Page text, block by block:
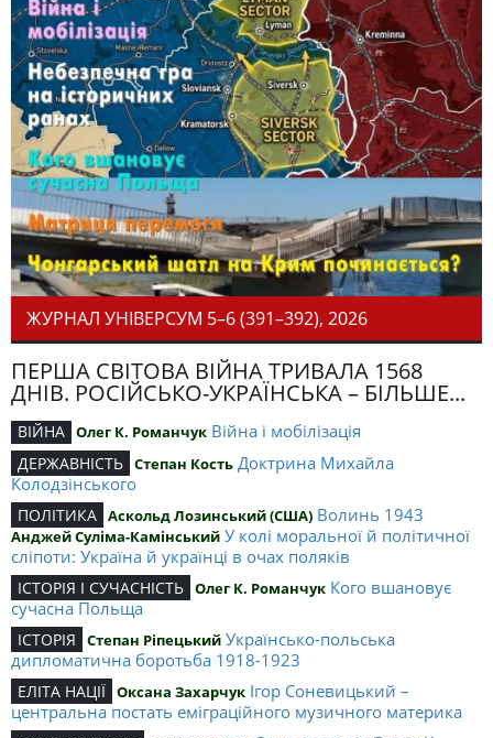
ЖУРНАЛ УНІВЕРСУМ 5–6 (391–392), 2026
ПЕРША СВІТОВА ВІЙНА ТРИВАЛА 1568
ДНІВ. РОСІЙСЬКО-УКРАЇНСЬКА – БІЛЬШЕ...
ВІЙНА Олег К. Романчук Війна і мобілізація
ДЕРЖАВНІСТЬ Степан Кость Доктрина Михайла
Колодзінського
ПОЛІТИКА Аскольд Лозинський (США) Волинь 1943
Анджей Суліма-Камінський У колі моральної й політичної
сліпоти: Україна й українці в очах поляків
ІСТОРІЯ І СУЧАСНІСТЬ Олег К. Романчук Кого вшановує
сучасна Польща
ІСТОРІЯ Степан Ріпецький Українсько-польська
дипломатична боротьба 1918-1923
ЕЛІТА НАЦІЇ Оксана Захарчук Ігор Соневицький –
центральна постать еміграційного музичного материка